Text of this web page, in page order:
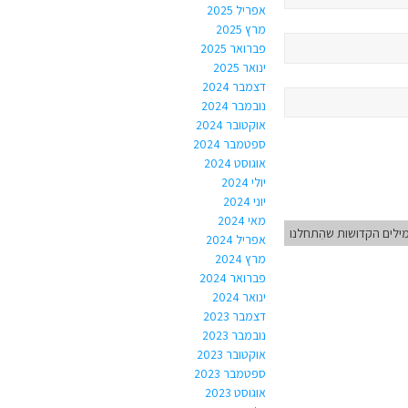
הקדושות שהִתחלנו
אפריל 2025
מרץ 2025
פברואר 2025
ינואר 2025
דצמבר 2024
נובמבר 2024
אוקטובר 2024
ספטמבר 2024
אוגוסט 2024
יולי 2024
יוני 2024
מאי 2024
אפריל 2024
מרץ 2024
פברואר 2024
ינואר 2024
דצמבר 2023
נובמבר 2023
אוקטובר 2023
ספטמבר 2023
אוגוסט 2023